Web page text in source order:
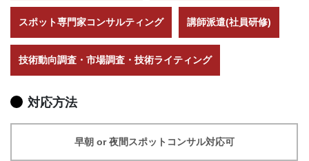
スポット専門家コンサルティング 講師派遣(社員研修)
技術動向調査・市場調査・技術ライティング
対応方法
早朝 or 夜間スポットコンサル対応可